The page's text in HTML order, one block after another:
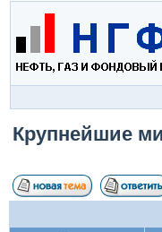
Крупнейшие